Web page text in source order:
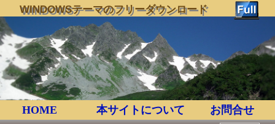
WINDOWSテーマのフリーダウンロード
HOME 本サイトについて お問合せ